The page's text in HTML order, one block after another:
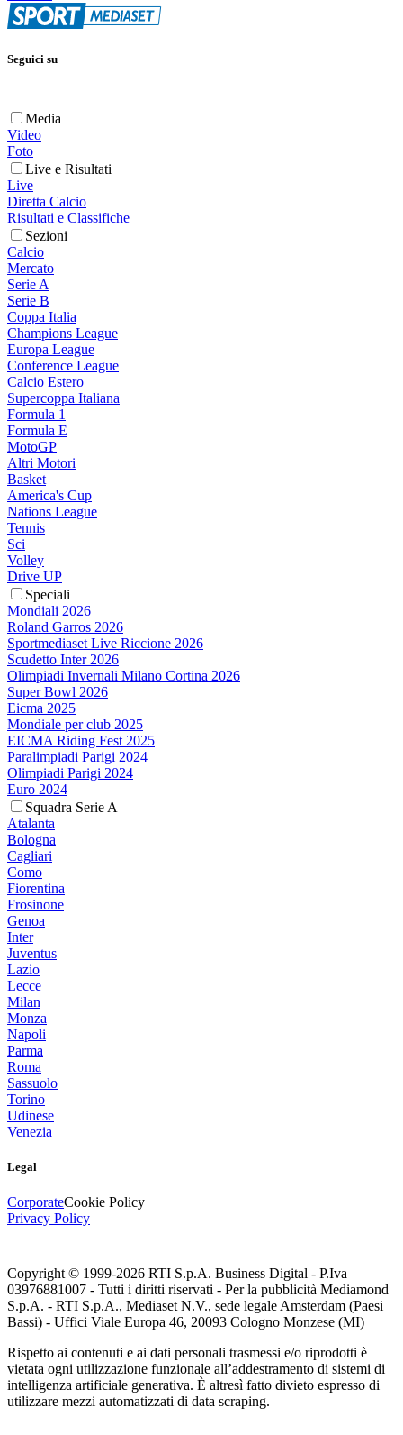
Seguici su
Media
Video
Foto
Live e Risultati
Live
Diretta Calcio
Risultati e Classifiche
Sezioni
Calcio
Mercato
Serie A
Serie B
Coppa Italia
Champions League
Europa League
Conference League
Calcio Estero
Supercoppa Italiana
Formula 1
Formula E
MotoGP
Altri Motori
Basket
America's Cup
Nations League
Tennis
Sci
Volley
Drive UP
Speciali
Mondiali 2026
Roland Garros 2026
Sportmediaset Live Riccione 2026
Scudetto Inter 2026
Olimpiadi Invernali Milano Cortina 2026
Super Bowl 2026
Eicma 2025
Mondiale per club 2025
EICMA Riding Fest 2025
Paralimpiadi Parigi 2024
Olimpiadi Parigi 2024
Euro 2024
Squadra Serie A
Atalanta
Bologna
Cagliari
Como
Fiorentina
Frosinone
Genoa
Inter
Juventus
Lazio
Lecce
Milan
Monza
Napoli
Parma
Roma
Sassuolo
Torino
Udinese
Venezia
Legal
CorporateCookie Policy
Privacy Policy
Copyright © 1999-2026 RTI S.p.A. Business Digital - P.Iva
03976881007 - Tutti i diritti riservati - Per la pubblicità Mediamond
S.p.A. - RTI S.p.A., Mediaset N.V., sede legale Amsterdam (Paesi
Bassi) - Uffici Viale Europa 46, 20093 Cologno Monzese (MI)
Rispetto ai contenuti e ai dati personali trasmessi e/o riprodotti è
vietata ogni utilizzazione funzionale all’addestramento di sistemi di
intelligenza artificiale generativa. È altresì fatto divieto espresso di
utilizzare mezzi automatizzati di data scraping.